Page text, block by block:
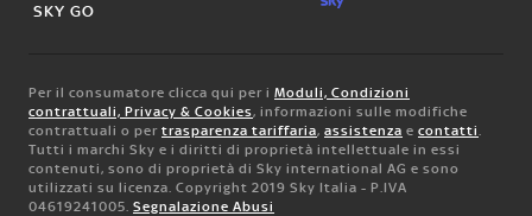
SKY GO
Per il consumatore clicca qui per i Moduli, Condizioni
contrattuali, Privacy & Cookies, informazioni sulle modifiche
contrattuali o per trasparenza tariffaria, assistenza e contatti.
Tutti i marchi Sky e i diritti di proprietà intellettuale in essi
contenuti, sono di proprietà di Sky international AG e sono
utilizzati su licenza. Copyright 2019 Sky Italia - P.IVA
04619241005. Segnalazione Abusi